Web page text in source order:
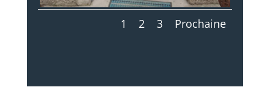
1 2 3 Prochaine